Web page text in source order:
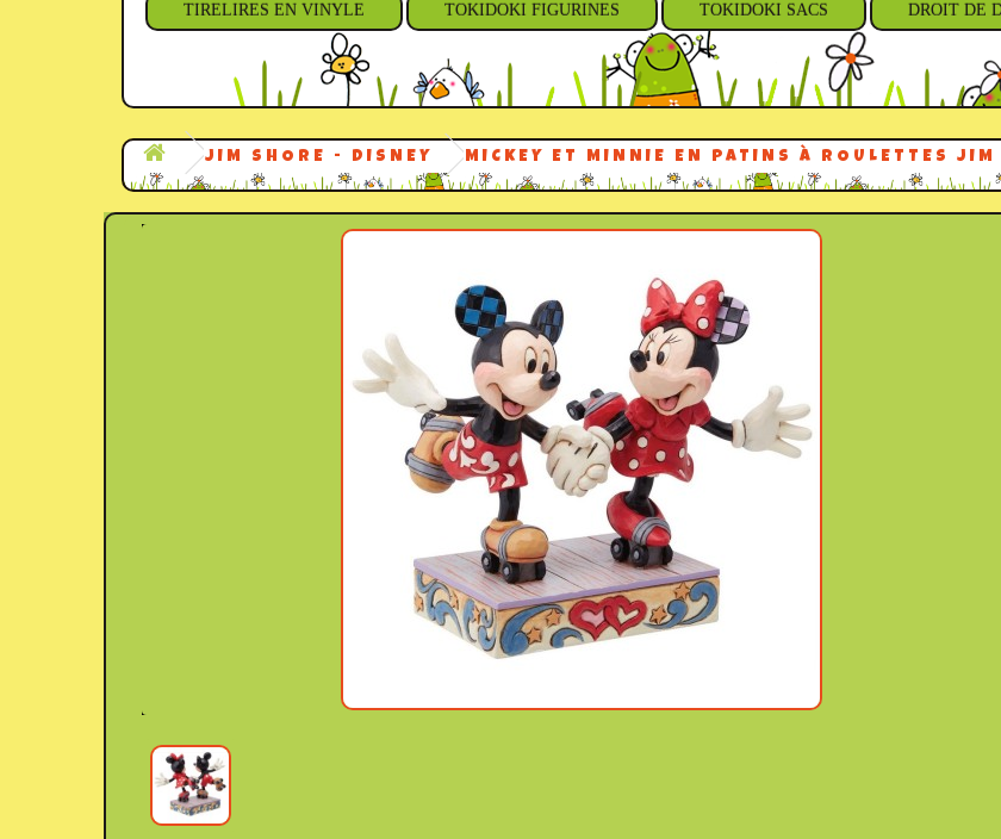
TIRELIRES EN VINYLE TOKIDOKI FIGURINES TOKIDOKI SACS DROIT DE
JIM SHORE - DISNEY MICKEY ET MINNIE EN PATINS À ROULETTES